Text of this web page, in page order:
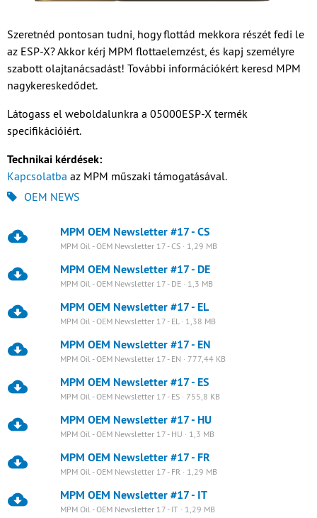
Szeretnéd pontosan tudni, hogy flottád mekkora részét fedi le
az ESP-X? Akkor kérj MPM flottaelemzést, és kapj személyre
szabott olajtanácsadást! További információkért keresd MPM
nagykereskedődet.
Látogass el weboldalunkra a 05000ESP-X termék
specifikációiért.
Technikai kérdések:
Kapcsolatba az MPM műszaki támogatásával.
OEM NEWS
MPM OEM Newsletter #17 - CS
MPM Oil - OEM Newsletter 17 - CS · 1,29 MB
MPM OEM Newsletter #17 - DE
MPM Oil - OEM Newsletter 17 - DE · 1,3 MB
MPM OEM Newsletter #17 - EL
MPM Oil - OEM Newsletter 17 - EL · 1,38 MB
MPM OEM Newsletter #17 - EN
MPM Oil - OEM Newsletter 17 - EN · 777,44 KB
MPM OEM Newsletter #17 - ES
MPM Oil - OEM Newsletter 17 - ES · 755,8 KB
MPM OEM Newsletter #17 - HU
MPM Oil - OEM Newsletter 17 - HU · 1,3 MB
MPM OEM Newsletter #17 - FR
MPM Oil - OEM Newsletter 17 - FR · 1,29 MB
MPM OEM Newsletter #17 - IT
MPM Oil - OEM Newsletter 17 - IT · 1,29 MB